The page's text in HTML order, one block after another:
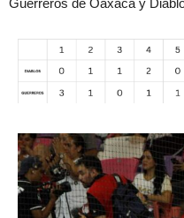
Guerreros de Oaxaca y